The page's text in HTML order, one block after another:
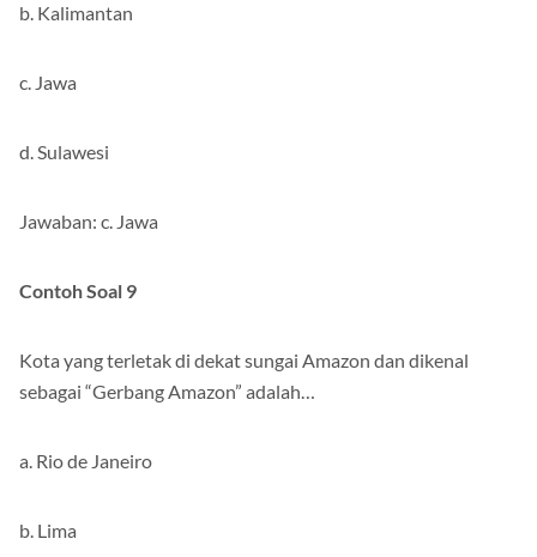
b. Kalimantan
c. Jawa
d. Sulawesi
Jawaban: c. Jawa
Contoh Soal 9
Kota yang terletak di dekat sungai Amazon dan dikenal
sebagai “Gerbang Amazon” adalah…
a. Rio de Janeiro
b. Lima